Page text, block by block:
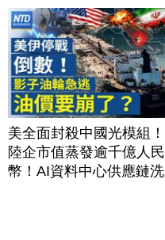
美全面封殺中國光模組！
陸企市值蒸發逾千億人民
幣！AI資料中心供應鏈洗